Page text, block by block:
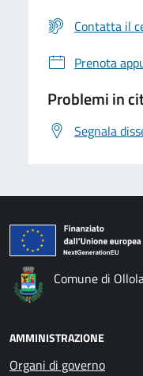
Contatta il
Prenota
Problemi in
Segnala
Comune di
AMMINISTRAZIONE
Organi di governo